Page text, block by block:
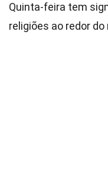
Quinta-feira tem
religiões ao redor do